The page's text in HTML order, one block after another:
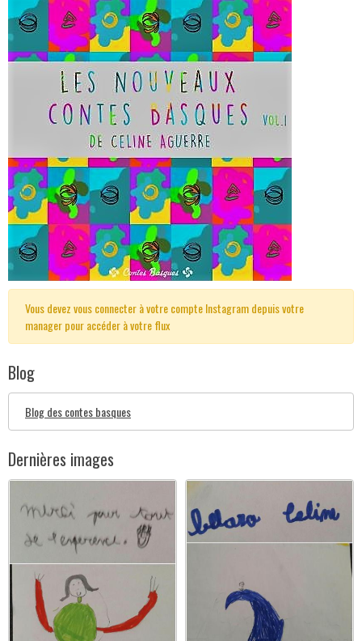
Vous devez vous connecter à votre compte Instagram depuis votre
manager pour accéder à votre flux
Blog
Blog des contes basques
Dernières images